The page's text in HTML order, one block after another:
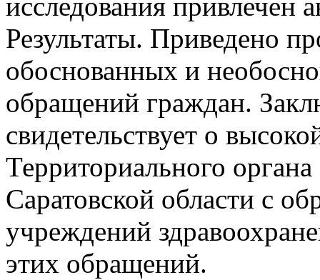
исследования привлечен
Результаты. Приведено
обоснованных и
обращений граждан.
свидетельствует о
Территориального
Саратовской области с
учреждений
этих обращений.